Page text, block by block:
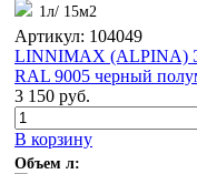
1л/ 15м2
Артикул: 104049
LINNIMAX (ALPINA)
RAL 9005 черный
3 150 руб.
В корзину
Объем л: